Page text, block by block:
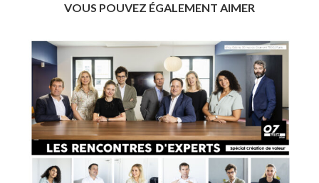
VOUS POUVEZ ÉGALEMENT AIMER